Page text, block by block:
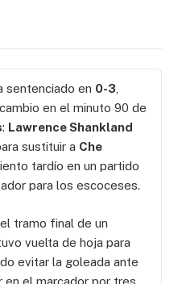
sentenciado en 0-3
en el minuto 90 de
: Lawrence Shankland
sustituir a Che
tardío en un partido
para los escoceses.
tramo final de un
vuelta de hoja para
evitar la goleada ante